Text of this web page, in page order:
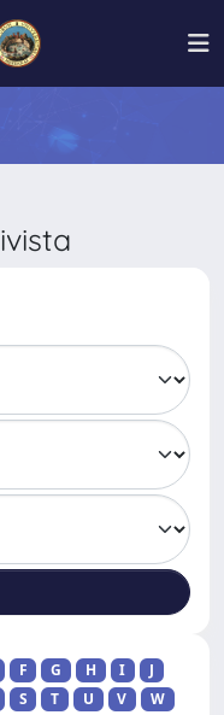
F G H I
J
S T U V
W